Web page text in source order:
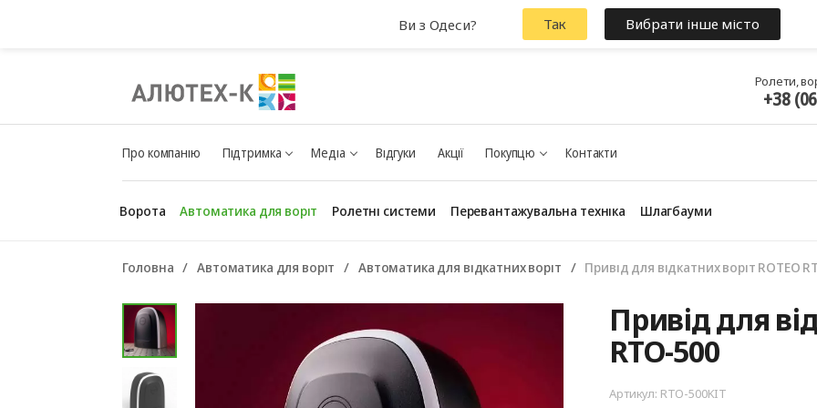
Ролети,
+38
Про компанію Підтримка Медіа Відгуки Акції Покупцю Контакти
Ворота Автоматика для воріт Ролетні системи Перевантажувальна техніка Шлагбауми
Головна Автоматика для воріт Автоматика для відкатних воріт Привід для відкатних воріт ROTEO
Привід для
RTO-500
Артикул: RTO-500KIT
Ви з Одеси? Так Вибрати інше місто